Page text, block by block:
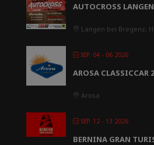
AUTOCROSS
Langen bei Bregenz,
SEP. 04 - 06 2026
AROSA CLASSICCAR
Arosa
SEP. 12 - 13 2026
BERNINA GRAN